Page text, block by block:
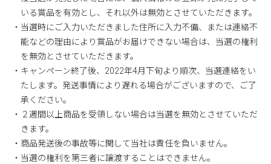
いる賞品を有効とし、それ以外は無効とさせていただきます。
・当選時にご入力いただきました住所に入力不備、または連絡不
能などの理由により賞品がお届けできない場合は、当選の権利
を無効とさせていただきます。
・キャンペーン終了後、2022年4月下旬より順次、当選連絡をい
たします。発送事情により遅れる場合がございますので、ご了
承ください。
・２週間以上商品を受領しない場合は当選を無効とさせていただ
きます。
・商品発送後の事故等に関して当社は責任を負いません。
・当選の権利を第三者に譲渡することはできません。